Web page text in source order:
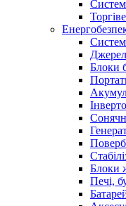
Блоки
Блоки
Печі,